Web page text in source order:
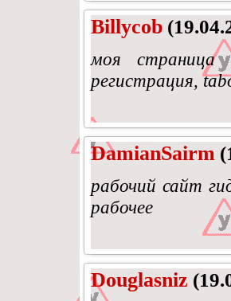
Billycob
моя страница
регистрация,
DamianSairm
рабочий сайт
рабочее
Douglasniz